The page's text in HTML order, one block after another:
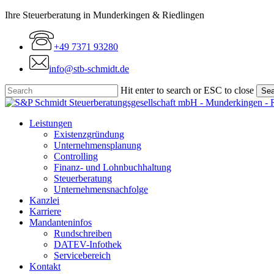
Skip
content
Ihre Steuerberatung in Munderkingen & Riedlingen
+49 7371 93280
info@stb-schmidt.de
Hit enter to search or ESC to close
Close
Menu
Leistungen
Existenzgründung
Unternehmensplanung
Controlling
Finanz- und Lohnbuchhaltung
Steuerberatung
Unternehmensnachfolge
Kanzlei
Karriere
Mandanteninfos
Rundschreiben
DATEV-Infothek
Servicebereich
Kontakt